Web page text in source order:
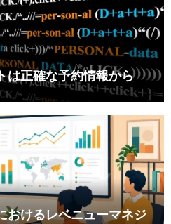
は正確な予約情報から
おけるレベニューマネジ